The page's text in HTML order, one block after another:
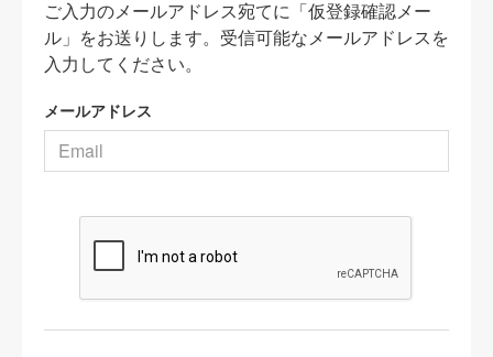
ご入力のメールアドレス宛てに「仮登録確認メー
ル」をお送りします。受信可能なメールアドレスを
入力してください。
メールアドレス